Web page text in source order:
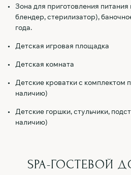
Зона для приготовления
блендер, стерилизатор),
года.
Детская игровая площадка
Детская комната
Детские кроватки с комплектом
наличию)
Детские горшки, стульчики,
наличию)
SPA-ГОСТЕВОЙ